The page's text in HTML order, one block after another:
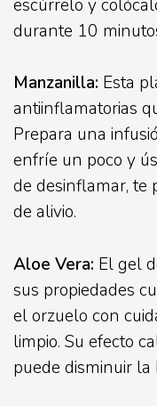
escúrrelo y
durante 10
Manzanilla: Esta
antiinflamatorias
Prepara una
enfríe un poco y
de desinflamar, te
de alivio.
Aloe Vera: El gel
sus propiedades
el orzuelo con
limpio. Su efecto
puede disminuir